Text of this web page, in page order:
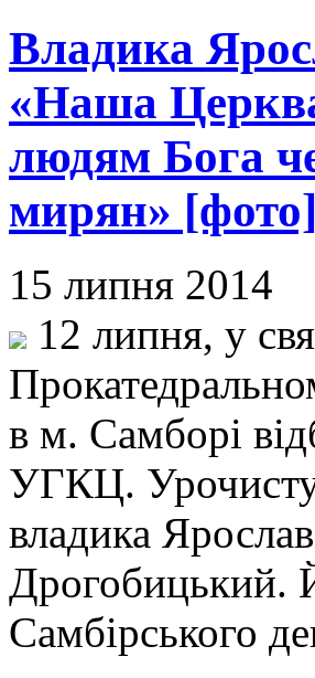
Владика
«Наша
людям Бога
мирян» [фото]
15 липня 2014
12 липня, у
в м. Самборі
УГКЦ. Урочисту
владика
Дрогобицький.
Самбірського